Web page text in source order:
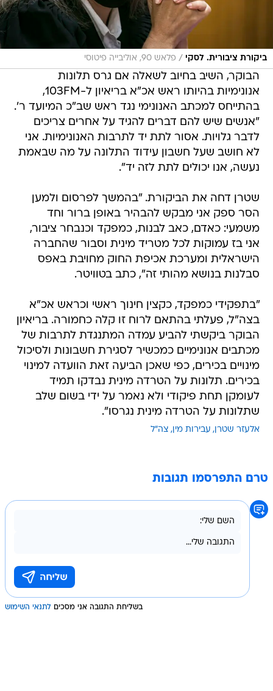
ביקורת ציבורית. לסקי / פלאש 90, אוליבייה פיטוסי
הבוקר, השיב בחיוב לשאלה אם גרס תלונות
אנונימיות בהיותו ראש אכ"א בריאיון ל-103FM,
בהתייחס למכתב האנונימי נגד ראש שב"כ המיועד ר'.
"אנשים שיש להם דברים להגיד על אחרים צריכים
לדבר גלויות. אסור לתת יד לתרבות האנונימיות. אני
לא חושב שעל חשבון עידוד התלונה על מה שבאמת
נעשה, אנו יכולים לתת לזה יד".
שטרן דחה את הביקורת. "בהמשך לפרסום ולמען
הסר ספק אני מבקש להבהיר באופן ברור וחד
משמעי: כאדם, כאב לבנות, כמפקד וכנבחר ציבור,
אני בז עמוקות לכל מטריד מינית וסבור שהחברה
הישראלית ומערכת אכיפת החוק מחויבת באפס
סבלנות בנושא מהותי זה", כתב בטוויטר.
"בתפקידי כמפקד, כקצין חינוך ראשי וכראש אכ"א
בצה"ל, פעלתי בהתאם לרוח זו קלה כחמורה. בריאיון
הבוקר ביקשתי להביע עמדה המתנגדת לתרבות של
מכתבים אנונימיים כמכשיר לסגירת חשבונות ולסיכול
מינויים בכירים, כפי שאכן הביעה זאת הוועדה למינוי
בכירים. תלונות על הטרדה מינית נבדקו תמיד
לעומקן תחת פיקודי ולא נאמר על ידי בשום שלב
שתלונות על הטרדה מינית נגרסו".
אלעזר שטרן עבירות מין צה"ל
טרם התפרסמו תגובות
בשליחת התגובה אני מסכים לתנאי השימוש